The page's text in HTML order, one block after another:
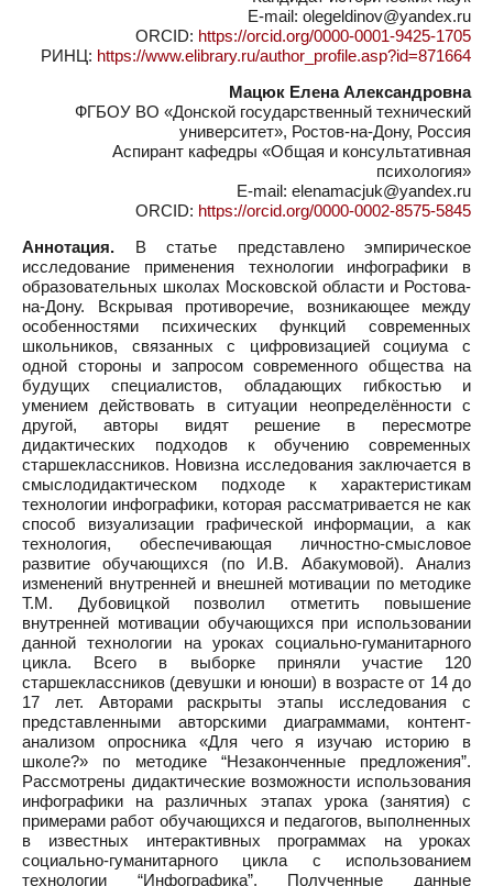
E-mail: olegeldinov@yandex.ru
ORCID: https://orcid.org/0000-0001-9425-1705
РИНЦ: https://www.elibrary.ru/author_profile.asp?id=871664
Мацюк Елена Александровна
ФГБОУ ВО «Донской государственный технический
университет», Ростов-на-Дону, Россия
Аспирант кафедры «Общая и консультативная
психология»
E-mail: elenamacjuk@yandex.ru
ORCID: https://orcid.org/0000-0002-8575-5845
Аннотация. В статье представлено эмпирическое
исследование применения технологии инфографики в
образовательных школах Московской области и Ростова-
на-Дону. Вскрывая противоречие, возникающее между
особенностями психических функций современных
школьников, связанных с цифровизацией социума с
одной стороны и запросом современного общества на
будущих специалистов, обладающих гибкостью и
умением действовать в ситуации неопределённости с
другой, авторы видят решение в пересмотре
дидактических подходов к обучению современных
старшеклассников. Новизна исследования заключается в
смыслодидактическом подходе к характеристикам
технологии инфографики, которая рассматривается не как
способ визуализации графической информации, а как
технология, обеспечивающая личностно-смысловое
развитие обучающихся (по И.В. Абакумовой). Анализ
изменений внутренней и внешней мотивации по методике
Т.М. Дубовицкой позволил отметить повышение
внутренней мотивации обучающихся при использовании
данной технологии на уроках социально-гуманитарного
цикла. Всего в выборке приняли участие 120
старшеклассников (девушки и юноши) в возрасте от 14 до
17 лет. Авторами раскрыты этапы исследования с
представленными авторскими диаграммами, контент-
анализом опросника «Для чего я изучаю историю в
школе?» по методике “Незаконченные предложения”.
Рассмотрены дидактические возможности использования
инфографики на различных этапах урока (занятия) с
примерами работ обучающихся и педагогов, выполненных
в известных интерактивных программах на уроках
социально-гуманитарного цикла с использованием
технологии “Инфографика”. Полученные данные